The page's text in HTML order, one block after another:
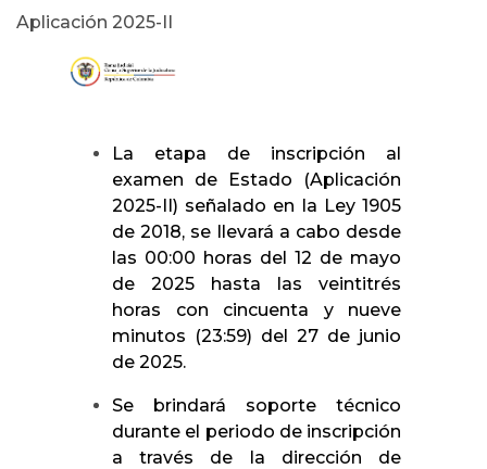
Aplicación 2025-II
La etapa de inscripción al
examen de Estado (Aplicación
2025-II) señalado en la Ley 1905
de 2018, se llevará a cabo desde
las 00:00 horas del 12 de mayo
de 2025 hasta las veintitrés
horas con cincuenta y nueve
minutos (23:59) del 27 de junio
de 2025.
Se brindará soporte técnico
durante el periodo de inscripción
a través de la dirección de